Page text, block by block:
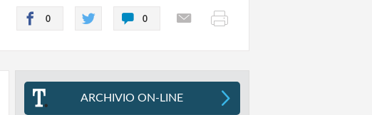
0 0
ARCHIVIO ON-LINE